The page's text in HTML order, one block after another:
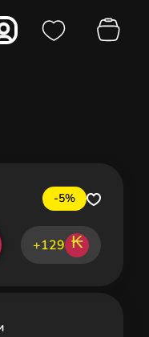
-5%
+129 ₭